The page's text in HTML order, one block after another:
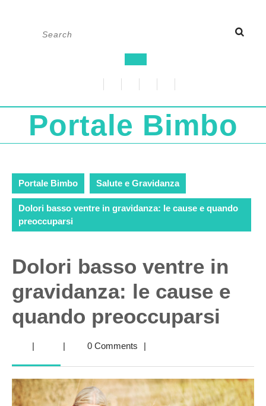
Button
Portale Bimbo
Portale Bimbo Salute e Gravidanza
Dolori basso ventre in gravidanza: le cause e quando
preoccuparsi
Dolori basso ventre in
gravidanza: le cause e
quando preoccuparsi
| | 0 Comments |